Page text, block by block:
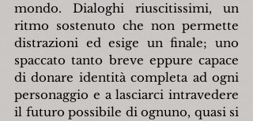
mondo. Dialoghi riuscitissimi, un
ritmo sostenuto che non permette
distrazioni ed esige un finale; uno
spaccato tanto breve eppure capace
di donare identità completa ad ogni
personaggio e a lasciarci intravedere
il futuro possibile di ognuno, quasi si